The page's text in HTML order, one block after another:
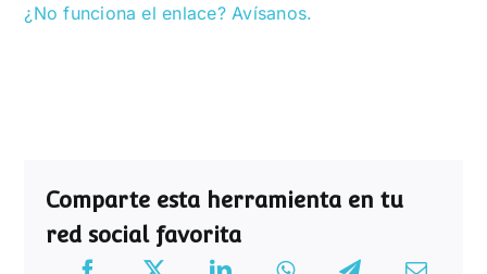
¿No funciona el enlace? Avísanos.
Comparte esta herramienta en tu
red social favorita